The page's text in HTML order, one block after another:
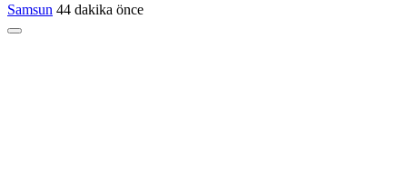
Samsun 44 dakika önce